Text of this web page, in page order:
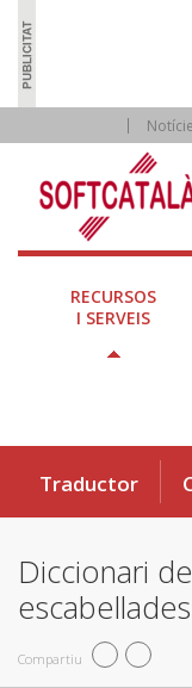
RECURSOS
I SERVEIS
Traductor
Diccionari
Compartiu